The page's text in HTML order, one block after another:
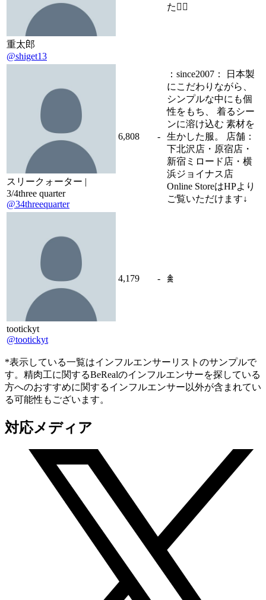
重太郎
@shiget13
た🏃‍♂️
スリークォーター |
3/4three quarter
@34threequarter
6,808 -
：since2007： 日本製
にこだわりながら、
シンプルな中にも個
性をもち、 着るシー
ンに溶け込む 素材を
生かした服。 店舗：
下北沢店・原宿店・
新宿ミロード店・横
浜ジョイナス店
Online StoreはHPより
ご覧いただけます↓
tootickyt
@tootickyt
4,179 - 𖠰
*表示している一覧はインフルエンサーリストのサンプルで
す。精肉工に関するBeRealのインフルエンサーを探している
方へのおすすめに関するインフルエンサー以外が含まれてい
る可能性もございます。
対応メディア